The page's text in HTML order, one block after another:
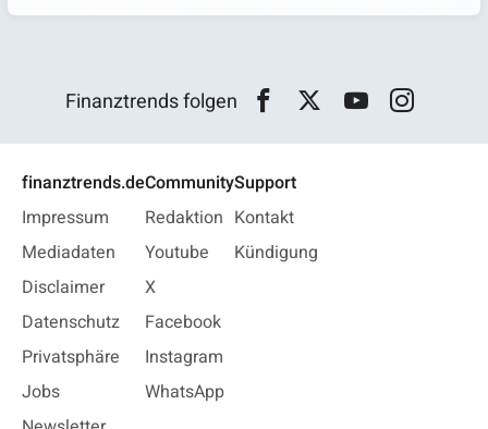
Finanztrends folgen
finanztrends.de
Impressum
Mediadaten
Disclaimer
Datenschutz
Privatsphäre
Jobs
Community
Redaktion
Youtube
X
Facebook
Instagram
WhatsApp
Support
Kontakt
Kündigung